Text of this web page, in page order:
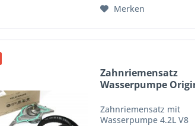
Merken
Zahnriemensatz
Wasserpumpe
Zahnriemensatz mit
Wasserpumpe 4.2L V8